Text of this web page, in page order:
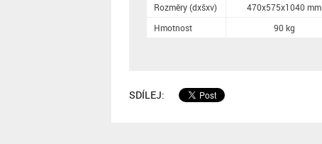
Rozměry (dxšxv)
Hmotnost
470x575x1040 mm
90 kg
SDÍLEJ: